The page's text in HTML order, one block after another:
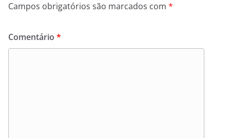
Campos obrigatórios são marcados com *
Comentário *